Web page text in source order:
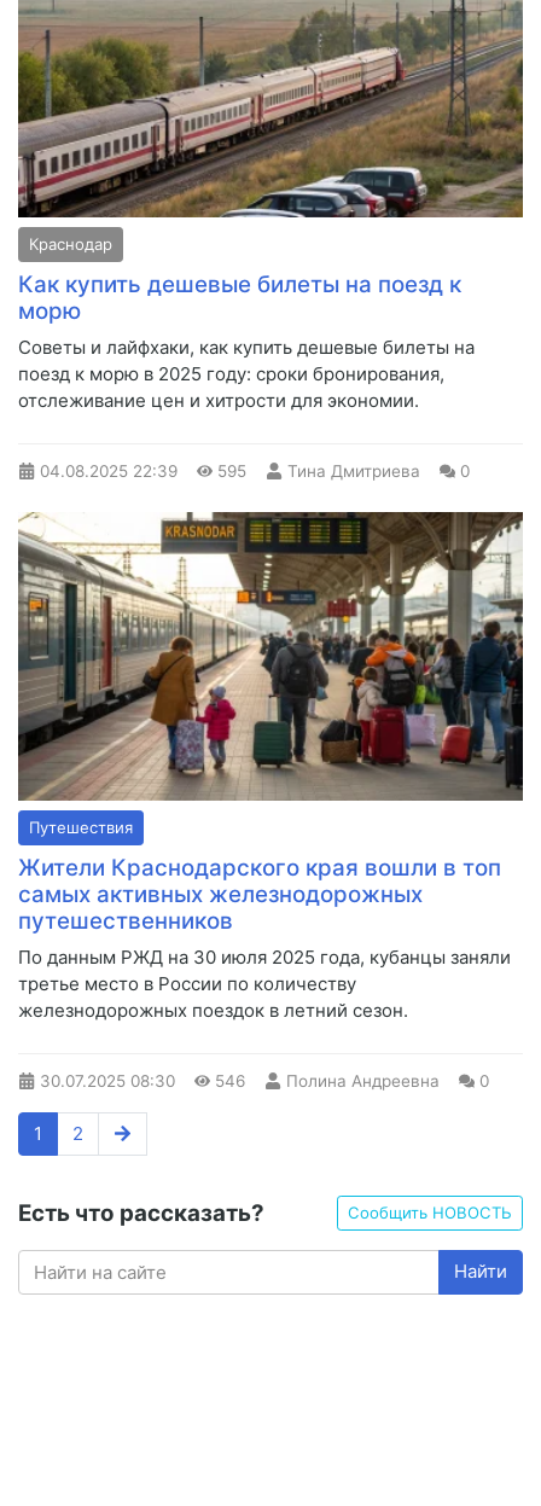
Краснодар
Как купить дешевые билеты на поезд к
морю
Советы и лайфхаки, как купить дешевые билеты на
поезд к морю в 2025 году: сроки бронирования,
отслеживание цен и хитрости для экономии.
04.08.2025 22:39 595 Тина Дмитриева 0
Путешествия
Жители Краснодарского края вошли в топ
самых активных железнодорожных
путешественников
По данным РЖД на 30 июля 2025 года, кубанцы заняли
третье место в России по количеству
железнодорожных поездок в летний сезон.
30.07.2025 08:30 546 Полина Андреевна 0
1 2
Есть что рассказать? Сообщить НОВОСТЬ
Найти